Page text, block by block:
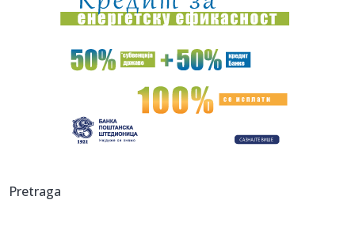
00:01:Na današnji dan, 7. avgust
23:59:U predgrađu Damaska podignut autobus u vazduh, dve
osobe poginul...
ROMAŠČENKO POSLE POTOPA U HUMSKOJ: Jedna stvar
23:54:Aleksić: "Nemamo čega da se plašimo u Kazahstanu"
Pretraga